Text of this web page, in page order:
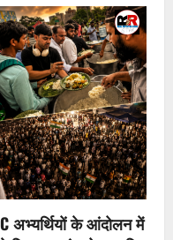
अभ्यर्थियों के आंदोलन में